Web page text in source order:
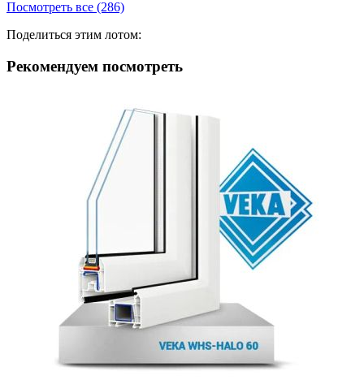
Посмотреть все (286)
Поделиться этим лотом:
Рекомендуем посмотреть